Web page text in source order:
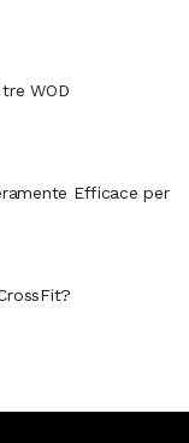
WOD
Efficace per